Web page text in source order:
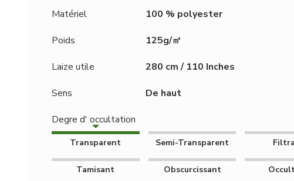
Matériel 100 % polyester
Poids 125g/㎡
Laize utile 280 cm / 110 Inches
Sens De haut
Degre d' occultation
Transparent Semi-Transparent
Tamisant Obscurcissant